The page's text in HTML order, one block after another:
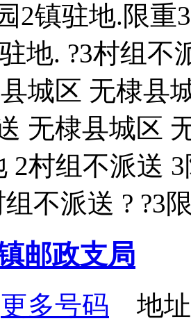
2镇驻地.限重
地. ?3村组不
城区 无棣县
无棣县城区
2村组不派送
组不派送 ? ?3
邮政支局
更多号码 地址